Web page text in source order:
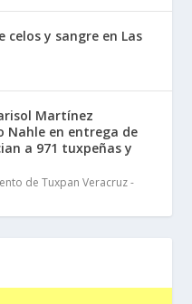
celos y sangre en Las
Martínez
Nahle en entrega de
a 971 tuxpeñas y
de Tuxpan Veracruz -